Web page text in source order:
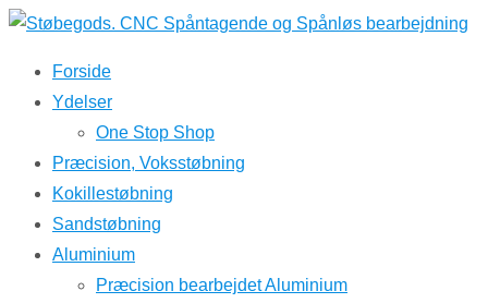
↓
hovedindhold
Forside
Ydelser
One Stop Shop
Præcision, Voksstøbning
Kokillestøbning
Sandstøbning
Aluminium
Præcision bearbejdet Aluminium